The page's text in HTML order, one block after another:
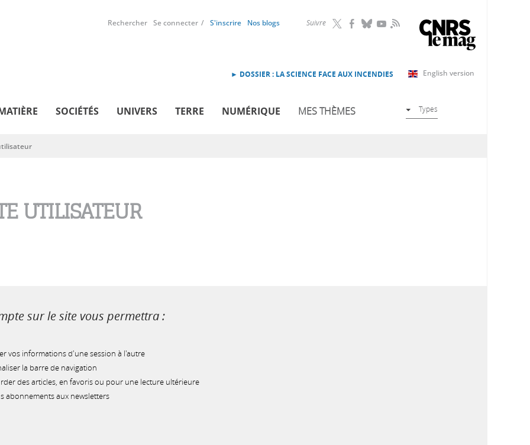
Suivre RSS
Rechercher Se connecter S'inscrire Nos blogs
English version
► DOSSIER : LA SCIENCE FACE AUX INCENDIES
SOCIÉTÉS UNIVERS TERRE NUMÉRIQUE MES THÈMES Types
UTILISATEUR
sur le site vous permettra :
vos informations d'une session à l'autre
la barre de navigation
des articles, en favoris ou pour une lecture ultérieure
abonnements aux newsletters